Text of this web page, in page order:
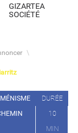
GIZARTEA
SOCIÉTÉ
\
DURÉE
10
MIN